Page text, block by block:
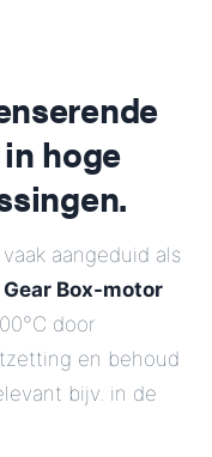
hoge
aangeduid als
Box-motor
door
en behoud
bijv. in de